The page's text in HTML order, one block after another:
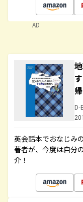
AD
D-
英会話本でおなじみ
著者が、今度は自分
介！